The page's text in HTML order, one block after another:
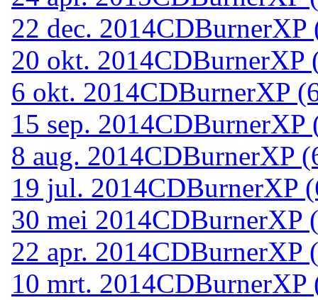
22 dec. 2014CDBurnerXP
20 okt. 2014CDBurnerXP
6 okt. 2014CDBurnerXP
15 sep. 2014CDBurnerXP
8 aug. 2014CDBurnerXP
19 jul. 2014CDBurnerXP
30 mei 2014CDBurnerXP
22 apr. 2014CDBurnerXP
10 mrt. 2014CDBurnerXP